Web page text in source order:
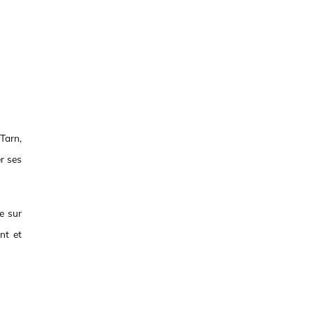
ses
sur
et